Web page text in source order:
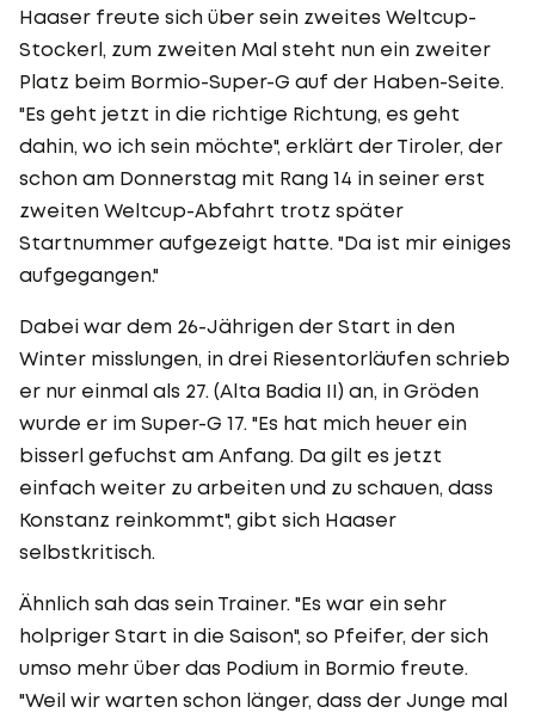
Haaser freute sich über sein zweites Weltcup-
Stockerl, zum zweiten Mal steht nun ein zweiter
Platz beim Bormio-Super-G auf der Haben-Seite.
"Es geht jetzt in die richtige Richtung, es geht
dahin, wo ich sein möchte", erklärt der Tiroler, der
schon am Donnerstag mit Rang 14 in seiner erst
zweiten Weltcup-Abfahrt trotz später
Startnummer aufgezeigt hatte. "Da ist mir einiges
aufgegangen."
Dabei war dem 26-Jährigen der Start in den
Winter misslungen, in drei Riesentorläufen schrieb
er nur einmal als 27. (Alta Badia II) an, in Gröden
wurde er im Super-G 17. "Es hat mich heuer ein
bisserl gefuchst am Anfang. Da gilt es jetzt
einfach weiter zu arbeiten und zu schauen, dass
Konstanz reinkommt", gibt sich Haaser
selbstkritisch.
Ähnlich sah das sein Trainer. "Es war ein sehr
holpriger Start in die Saison", so Pfeifer, der sich
umso mehr über das Podium in Bormio freute.
"Weil wir warten schon länger, dass der Junge mal